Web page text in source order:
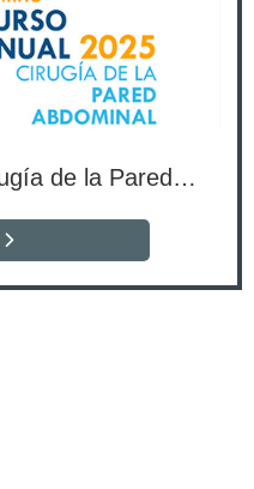
Curso Anual 2025 Cirugía de la Pared Abdominal